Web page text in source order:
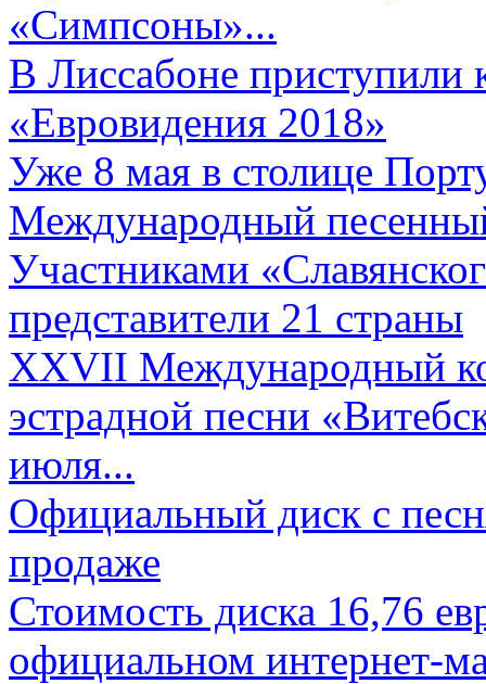
«Симпсоны»...
В Лиссабоне приступили
«Евровидения 2018»
Уже 8 мая в столице
Международный
Участниками
представители 21 страны
XXVII Международный
эстрадной песни
июля...
Официальный диск с
продаже
Стоимость диска 16,76
официальном интернет-